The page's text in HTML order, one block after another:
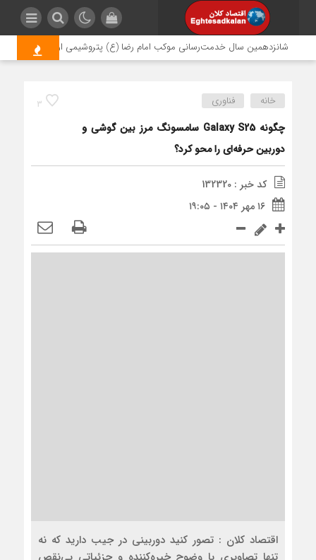
شانزدهمین سال خدمت‌رسانی موکب امام رضا (ع) پتروشیمی اروند؛ روایتی از
3 خانه فناوری
چگونه Galaxy S25 سامسونگ مرز بین گوشی و
دوربین حرفه‌ای را محو کرد؟
کد خبر : 132320
۱۶ مهر ۱۴۰۴ - ۱۹:۰۵
اقتصاد کلان : تصور کنید دوربینی در جیب دارید که نه